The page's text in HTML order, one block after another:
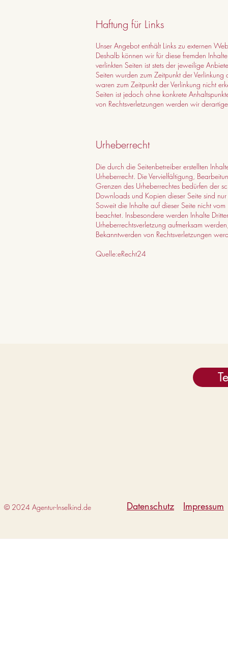
Haftung für Links
Unser Angebot enthält Links zu externen
Deshalb können wir für diese fremden
verlinkten Seiten ist stets der jeweilige
Seiten wurden zum Zeitpunkt der
waren zum Zeitpunkt der Verlinkung nicht
Seiten ist jedoch ohne konkrete
von Rechtsverletzungen werden wir
Urheberrecht
Die durch die Seitenbetreiber erstellten
Urheberrecht. Die Vervielfältigung,
Grenzen des Urheberrechtes bedürfen der
Downloads und Kopien dieser Seite sind
Soweit die Inhalte auf dieser Seite nicht
beachtet. Insbesondere werden Inhalte
Urheberrechtsverletzung aufmerksam
Bekanntwerden von Rechtsverletzungen
Quelle:eRecht24
© 2024 Agentur-Inselkind.de Datenschutz Impressum